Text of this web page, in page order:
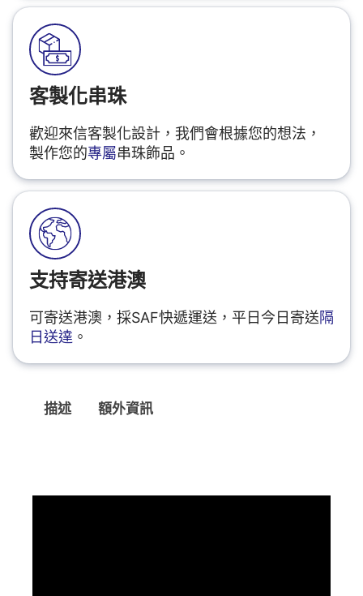
客製化串珠
歡迎來信客製化設計，我們會根據您的想法，
製作您的專屬串珠飾品。
支持寄送港澳
可寄送港澳，採SAF快遞運送，平日今日寄送隔
日送達 。
描述 額外資訊